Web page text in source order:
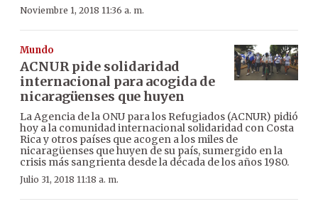
Noviembre 1, 2018 11:36 a. m.
Mundo
ACNUR pide solidaridad
internacional para acogida de
nicaragüenses que huyen
La Agencia de la ONU para los Refugiados (ACNUR) pidió
hoy a la comunidad internacional solidaridad con Costa
Rica y otros países que acogen a los miles de
nicaragüenses que huyen de su país, sumergido en la
crisis más sangrienta desde la década de los años 1980.
Julio 31, 2018 11:18 a. m.